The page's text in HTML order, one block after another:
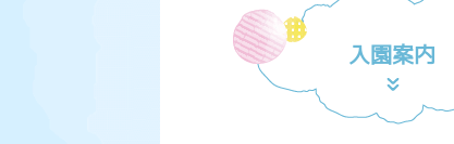
入園案内